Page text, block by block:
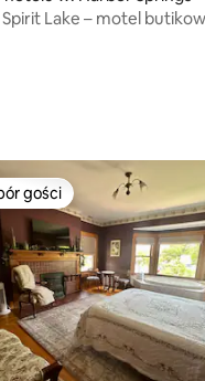
5, liczba recenzji: 24
Lake – motel
z kategorii
gości